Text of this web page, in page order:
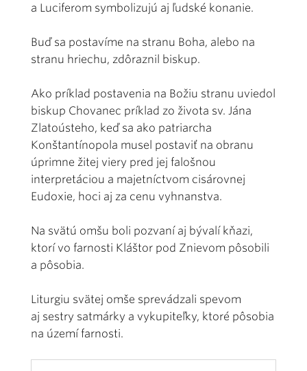
a Luciferom symbolizujú aj ľudské konanie.
Buď sa postavíme na stranu Boha, alebo na
stranu hriechu, zdôraznil biskup.
Ako príklad postavenia na Božiu stranu uviedol
biskup Chovanec príklad zo života sv. Jána
Zlatoústeho, keď sa ako patriarcha
Konštantínopola musel postaviť na obranu
úprimne žitej viery pred jej falošnou
interpretáciou a majetníctvom cisárovnej
Eudoxie, hoci aj za cenu vyhnanstva.
Na svätú omšu boli pozvaní aj bývalí kňazi,
ktorí vo farnosti Kláštor pod Znievom pôsobili
a pôsobia.
Liturgiu svätej omše sprevádzali spevom
aj sestry satmárky a vykupiteľky, ktoré pôsobia
na území farnosti.